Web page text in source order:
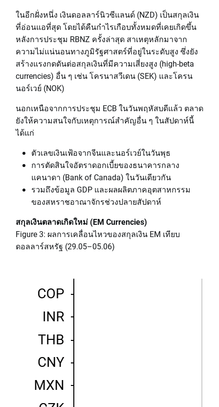
ในอีกฝั่งหนึ่ง เงินดอลลาร์นิวซีแลนด์ (NZD) เป็นสกุลเงิน
ที่อ่อนแอที่สุด โดยได้คืนกำไรเกือบทั้งหมดที่เคยเกิดขึ้น
หลังการประชุม RBNZ ครั้งล่าสุด สาเหตุหลักมาจาก
ความไม่แน่นอนทางภูมิรัฐศาสตร์ที่อยู่ในระดับสูง ซึ่งยัง
สร้างแรงกดดันต่อสกุลเงินที่มีความเสี่ยงสูง (high-beta
currencies) อื่น ๆ เช่น โครนาสวีเดน (SEK) และโครน
นอร์เวย์ (NOK)
นอกเหนือจากการประชุม ECB ในวันพฤหัสบดีแล้ว ตลาด
ยังให้ความสนใจกับเหตุการณ์สำคัญอื่น ๆ ในสัปดาห์นี้
ได้แก่
ตัวเลขเงินเฟ้อจากจีนและนอร์เวย์ในวันพุธ
การตัดสินใจอัตราดอกเบี้ยของธนาคารกลาง
แคนาดา (Bank of Canada) ในวันเดียวกัน
รวมถึงข้อมูล GDP และผลผลิตภาคอุตสาหกรรม
ของสหราชอาณาจักรช่วงปลายสัปดาห์
สกุลเงินตลาดเกิดใหม่ (EM Currencies)
Figure 3: ผลการเคลื่อนไหวของสกุลเงิน EM เทียบ
ดอลลาร์สหรัฐ (29.05–05.06)